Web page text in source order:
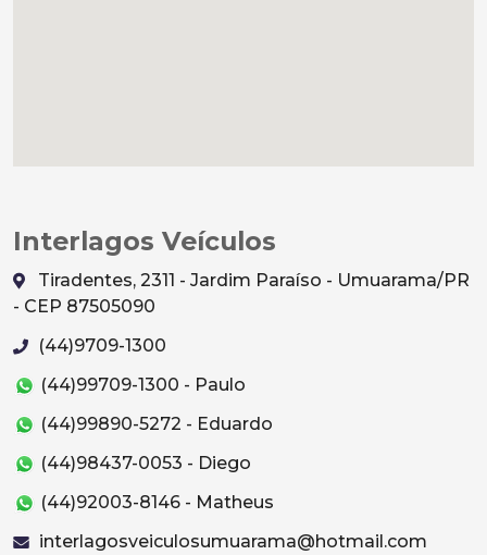
Interlagos Veículos
Tiradentes, 2311 - Jardim Paraíso - Umuarama/PR
- CEP 87505090
(44)9709-1300
(44)99709-1300 - Paulo
(44)99890-5272 - Eduardo
(44)98437-0053 - Diego
(44)92003-8146 - Matheus
interlagosveiculosumuarama@hotmail.com